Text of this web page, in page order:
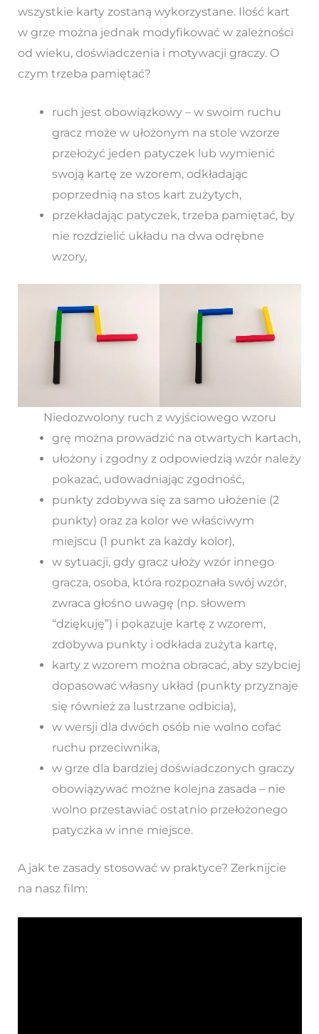
wszystkie karty zostaną wykorzystane. Ilość kart
w grze można jednak modyfikować w zależności
od wieku, doświadczenia i motywacji graczy. O
czym trzeba pamiętać?
ruch jest obowiązkowy – w swoim ruchu
gracz może w ułożonym na stole wzorze
przełożyć jeden patyczek lub wymienić
swoją kartę ze wzorem, odkładając
poprzednią na stos kart zużytych,
przekładając patyczek, trzeba pamiętać, by
nie rozdzielić układu na dwa odrębne
wzory,
Niedozwolony ruch z wyjściowego wzoru
grę można prowadzić na otwartych kartach,
ułożony i zgodny z odpowiedzią wzór należy
pokazać, udowadniając zgodność,
punkty zdobywa się za samo ułożenie (2
punkty) oraz za kolor we właściwym
miejscu (1 punkt za każdy kolor),
w sytuacji, gdy gracz ułoży wzór innego
gracza, osoba, która rozpoznała swój wzór,
zwraca głośno uwagę (np. słowem
“dziękuję”) i pokazuje kartę z wzorem,
zdobywa punkty i odkłada zużyta kartę,
karty z wzorem można obracać, aby szybciej
dopasować własny układ (punkty przyznaje
się również za lustrzane odbicia),
w wersji dla dwóch osób nie wolno cofać
ruchu przeciwnika,
w grze dla bardziej doświadczonych graczy
obowiązywać możne kolejna zasada – nie
wolno przestawiać ostatnio przełożonego
patyczka w inne miejsce.
A jak te zasady stosować w praktyce? Zerknijcie
na nasz film: